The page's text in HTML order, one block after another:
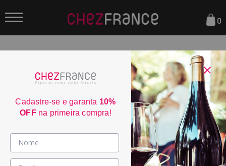
Vinhos >
0
ORDENAR POR:
91
Cadastre-se e garanta 10%
OFFna primeira compra!